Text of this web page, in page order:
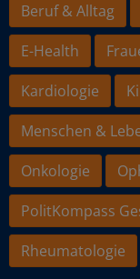
Beruf & Alltag
E-Health
Kardiologie
Menschen &
Onkologie
PolitKompass
Rheumatologie